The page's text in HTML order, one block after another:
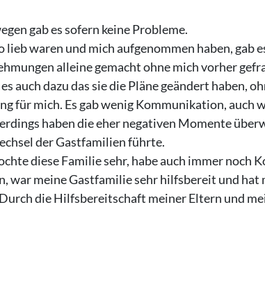
gab es sofern keine Probleme.
waren und mich aufgenommen haben, gab
alleine gemacht ohne mich vorher
auch dazu das sie die Pläne geändert haben,
für mich. Es gab wenig Kommunikation, auch
haben die eher negativen Momente
der Gastfamilien führte.
diese Familie sehr, habe auch immer noch
war meine Gastfamilie sehr hilfsbereit und
die Hilfsbereitschaft meiner Eltern und